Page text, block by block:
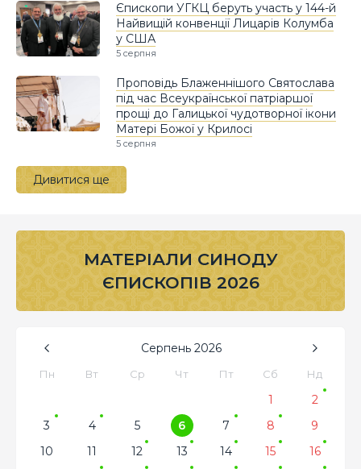
Єпископи УГКЦ беруть участь у 144-й
Найвищій конвенції Лицарів Колумба
у США
5 серпня
Проповідь Блаженнішого Святослава
під час Всеукраїнської патріаршої
прощі до Галицької чудотворної ікони
Матері Божої у Крилосі
5 серпня
Дивитися ще
МАТЕРІАЛИ СИНОДУ
ЄПИСКОПІВ 2026
Серпень 2026
Пн Вт Ср Чт Пт Сб Нд
1
2
3
4 5 6 7 8
9
10
11 12 13 14 15
16